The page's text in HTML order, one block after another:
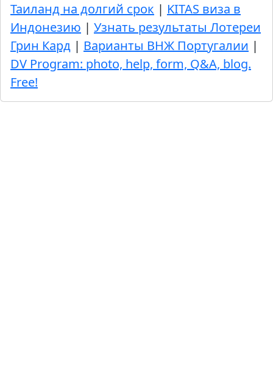
Таиланд на долгий срок | KITAS виза в
Индонезию | Узнать результаты Лотереи
Грин Кард | Варианты ВНЖ Португалии |
DV Program: photo, help, form, Q&A, blog.
Free!